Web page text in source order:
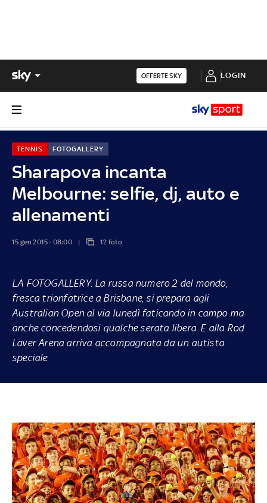
OFFERTE SKY LOGIN
Sharapova incanta
Melbourne: selfie, dj, auto e
allenamenti
TENNIS FOTOGALLERY
15 gen 2015 - 08:00 12 foto
LA FOTOGALLERY. La russa numero 2 del mondo,
fresca trionfatrice a Brisbane, si prepara agli
Australian Open al via lunedì faticando in campo ma
anche concedendosi qualche serata libera. E alla Rod
Laver Arena arriva accompagnata da un autista
speciale